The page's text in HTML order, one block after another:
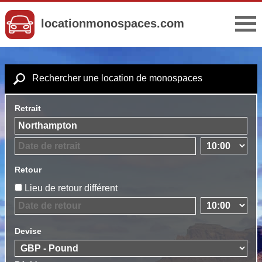
locationmonospaces.com
Rechercher une location de monospaces
Retrait
Retour
Lieu de retour différent
Devise